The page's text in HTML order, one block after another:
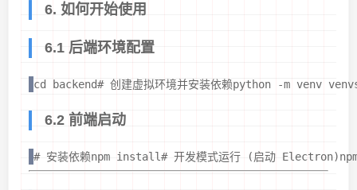
6. 如何开始使用
6.1 后端环境配置
cd backend# 创建虚拟环境并安装依赖python -m
6.2 前端启动
# 安装依赖npm install# 开发模式运行 (启动